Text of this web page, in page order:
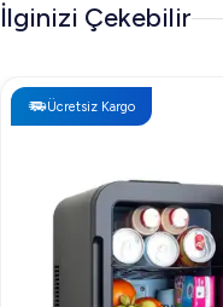
İlginizi Çekebilir
Ücretsiz Kargo